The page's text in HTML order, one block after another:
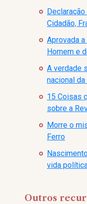
Cidadão,
Aprovada
Homem e
A verdade
nacional da
15 Coisas
sobre a
Morre o
Ferro
vida
Outros